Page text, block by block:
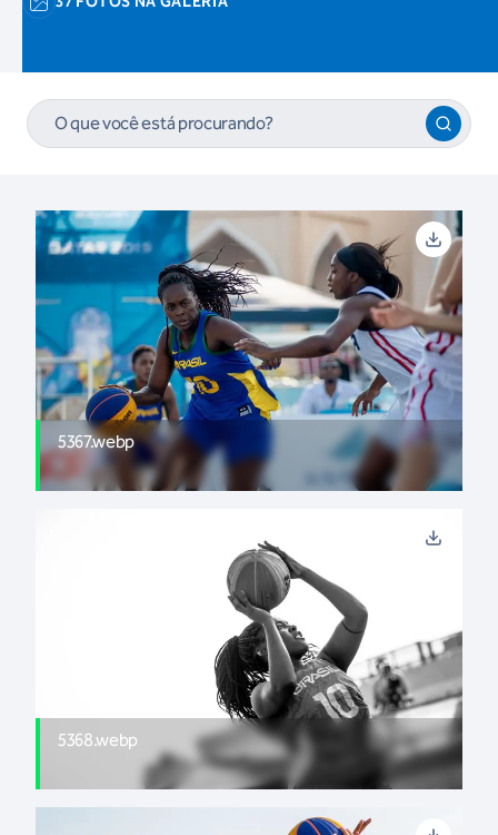
5367.webp
5368.webp